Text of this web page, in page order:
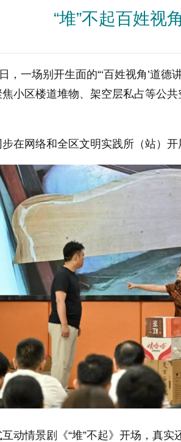
“堆”不起百姓视
，一场别开生面的“‘百姓视角’道
小区楼道堆物、架空层私占等公
在网络和全区文明实践所（站）
动情景剧《“堆”不起》开场，真实